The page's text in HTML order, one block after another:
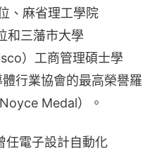
、麻省理工學院
和三藩市大學
）工商管理碩士學
行業協會的最高榮譽羅
Medal）。
任電子設計自動化